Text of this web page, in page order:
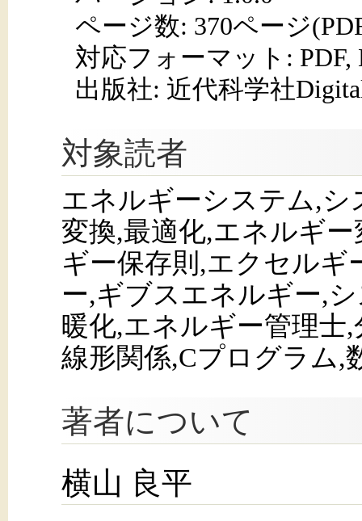
ページ数: 370ページ
対応フォーマット: PDF,
出版社: 近代科学社
対象読者
エネルギーシステム,
変換,最適化,エネルギ
ギー保存則,エクセル
ー,ギブスエネルギー,
暖化,エネルギー管理士
線形関係,Cプログラム,
著者について
横山 良平